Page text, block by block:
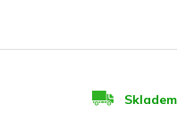
Skladem